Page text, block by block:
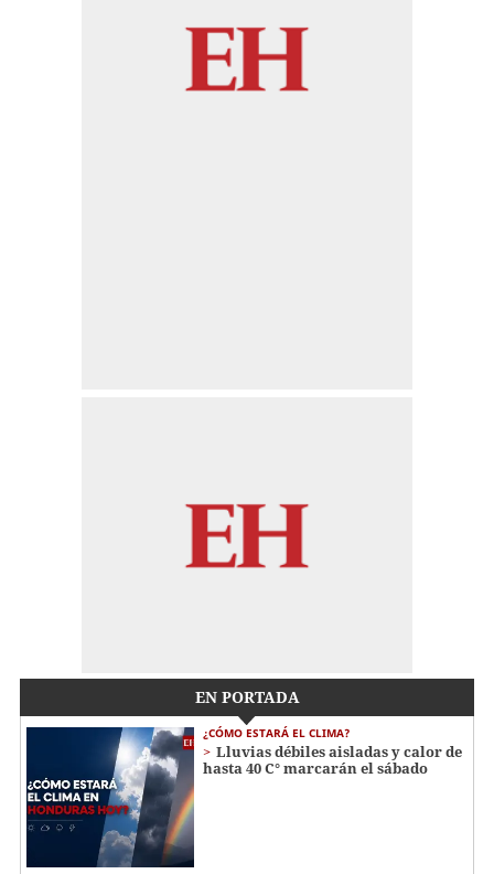
EN PORTADA
¿CÓMO ESTARÁ EL CLIMA?
Lluvias débiles aisladas y calor de
hasta 40 C° marcarán el sábado